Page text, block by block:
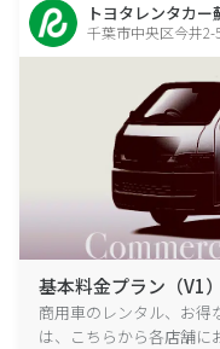
トヨタレンタカー
千葉市中央区今井2-
基本料金プラン（V1）
商用車のレンタル、お得
は、こちらから各店舗に